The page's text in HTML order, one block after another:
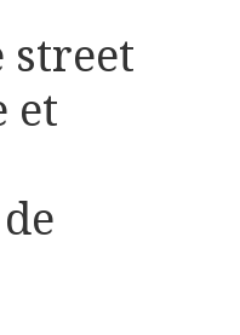
street
et